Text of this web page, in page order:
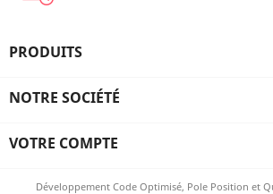
PRODUITS
NOTRE SOCIÉTÉ
VOTRE COMPTE
Développement Code Optimisé, Pole Position et